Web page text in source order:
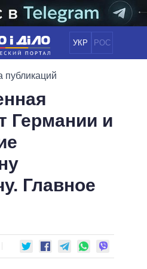
УКР РОС
ПОЛИТИКА
ЭКОНОМИКА
ПОЛИТИКОВ
публикаций
Германии и
Главное